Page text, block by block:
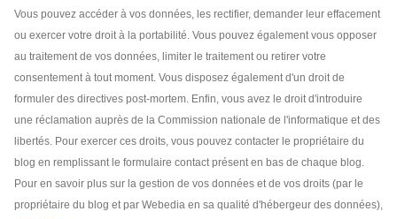
Vous pouvez accéder à vos données, les rectifier, demander leur effacement
ou exercer votre droit à la portabilité. Vous pouvez également vous opposer
au traitement de vos données, limiter le traitement ou retirer votre
consentement à tout moment. Vous disposez également d'un droit de
formuler des directives post-mortem. Enfin, vous avez le droit d'introduire
une réclamation auprès de la Commission nationale de l'informatique et des
libertés. Pour exercer ces droits, vous pouvez contacter le propriétaire du
blog en remplissant le formulaire contact présent en bas de chaque blog.
Pour en savoir plus sur la gestion de vos données et de vos droits (par le
propriétaire du blog et par Webedia en sa qualité d'hébergeur des données),